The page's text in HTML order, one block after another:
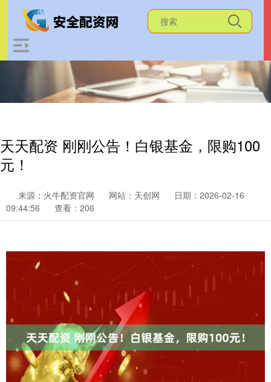
天天配资 刚刚公告！白银基金，限购100
元！
来源：火牛配资官网 网站：天创网
日期：2026-02-16
09:44:56
查看：206